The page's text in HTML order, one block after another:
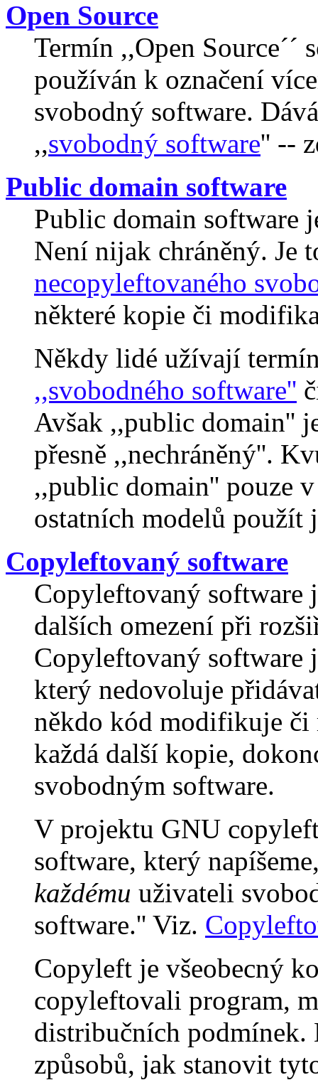
Open Source
Termín ,,Open
používán k označení
svobodný software.
,,svobodný software'' --
Public domain software
Public domain software
Není nijak chráněný. Je
necopyleftovaného
některé kopie či
Někdy lidé užívají
,,svobodného software''
Avšak ,,public domain''
přesně ,,nechráněný''.
,,public domain'' pouze
ostatních modelů použít
Copyleftovaný software
Copyleftovaný software
dalších omezení při
Copyleftovaný software
který nedovoluje
někdo kód modifikuje či
každá další kopie,
svobodným software.
V projektu GNU
software, který
každému uživateli
software.'' Viz.
Copyleft je všeobecný
copyleftovali program,
distribučních podmínek.
způsobů, jak stanovit